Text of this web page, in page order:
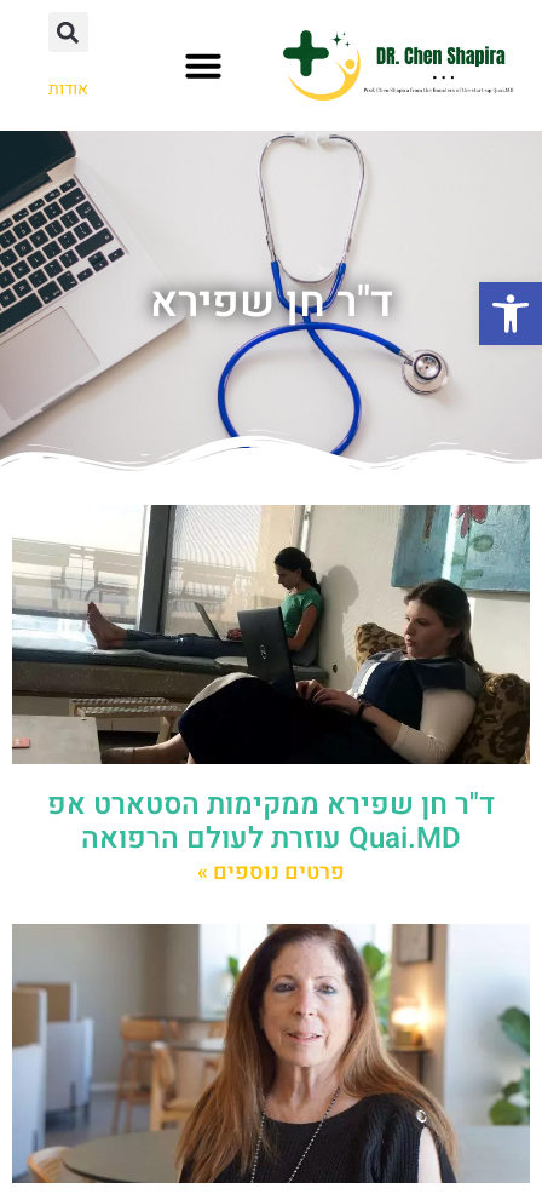
פתח סרגל נגישות
אודות
ד"ר חן שפירא
ד"ר חן שפירא ממקימות הסטארט אפ
Quai.MD עוזרת לעולם הרפואה
פרטים נוספים »